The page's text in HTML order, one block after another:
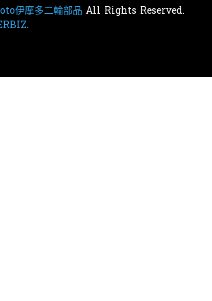
伊摩多二輪部品 All Rights Reserved.
.